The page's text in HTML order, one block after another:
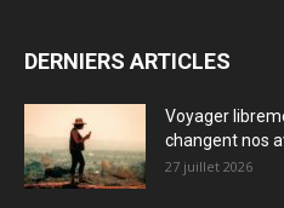
DERNIERS ARTICLES
Voyager
changent nos
27 juillet 2026